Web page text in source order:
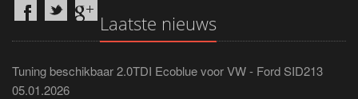
Laatste nieuws
Tuning beschikbaar 2.0TDI Ecoblue voor VW - Ford SID213
05.01.2026